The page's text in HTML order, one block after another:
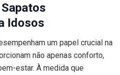
Idosos
um papel crucial na
não apenas conforto,
estar. À medida que